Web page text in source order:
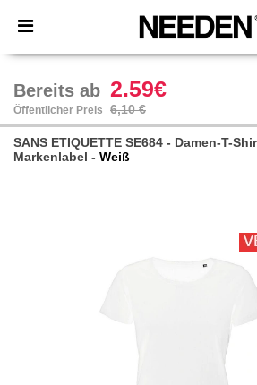
× Needen App
Bessere Preise in der App!
Bereits ab 2.59€
Öffentlicher Preis 6,10 €
SANS ETIQUETTE SE684 - Damen-T-
Markenlabel - Weiß